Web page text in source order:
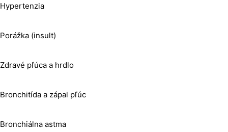
Hypertenzia
Porážka (insult)
Zdravé pľúca a hrdlo
Bronchitída a zápal pľúc
Bronchiálna astma